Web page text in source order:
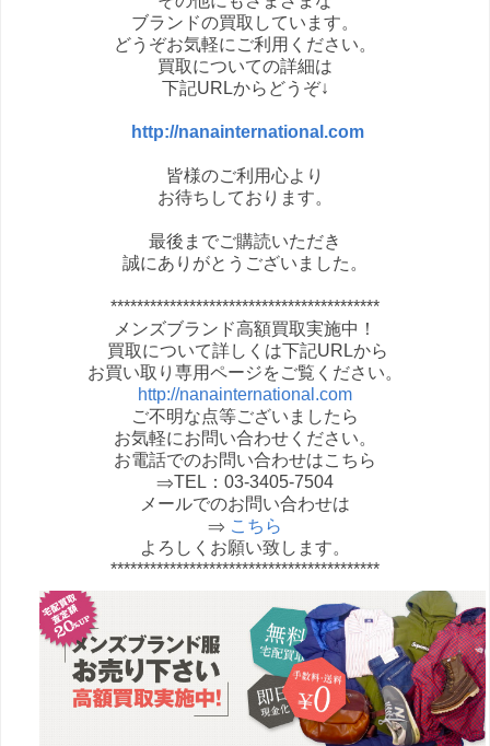
ブランドの買取しています。
どうぞお気軽にご利用ください。
買取についての詳細は
下記URLからどうぞ↓
http://nanainternational.com
皆様のご利用心より
お待ちしております。
最後までご購読いただき
誠にありがとうございました。
*****************************************
メンズブランド高額買取実施中！
買取について詳しくは下記URLから
お買い取り専用ページをご覧ください。
http://nanainternational.com
ご不明な点等ございましたら
お気軽にお問い合わせください。
お電話でのお問い合わせはこちら
⇒TEL：03-3405-7504
メールでのお問い合わせは
⇒ こちら
よろしくお願い致します。
*****************************************